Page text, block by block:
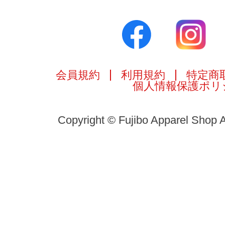
会員規約 利用規約
特定商
個人情報保護ポリ
Copyright © Fujibo Apparel Shop